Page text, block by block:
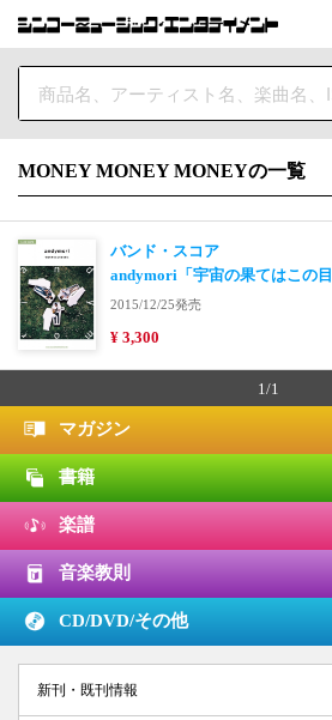
MONEY MONEY MONEYの一覧
バンド・スコア
andymori「宇宙の果てはこの目
2015/12/25発売
¥ 3,300
1/1
マガジン
書籍
楽譜
音楽教則
CD/DVD/その他
新刊・既刊情報